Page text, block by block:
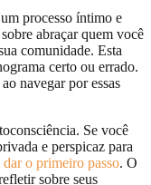
processo íntimo e
abraçar quem você
comunidade. Esta
certo ou errado.
navegar por essas
Se você
e perspicaz para
dar o primeiro passo. O
sobre seus